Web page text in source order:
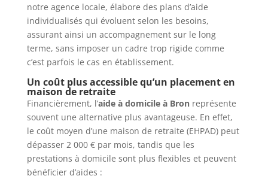
notre agence locale, élabore des plans d’aide
individualisés qui évoluent selon les besoins,
assurant ainsi un accompagnement sur le long
terme, sans imposer un cadre trop rigide comme
c’est parfois le cas en établissement.
Un coût plus accessible qu’un placement en
maison de retraite
Financièrement, l’aide à domicile à Bronreprésente
souvent une alternative plus avantageuse. En effet,
le coût moyen d’une maison de retraite (EHPAD) peut
dépasser 2 000 € par mois, tandis que les
prestations à domicile sont plus flexibles et peuvent
bénéficier d’aides :